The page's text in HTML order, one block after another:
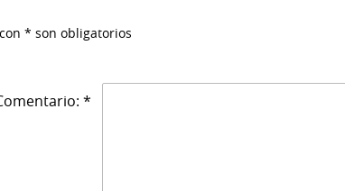
* son obligatorios
*